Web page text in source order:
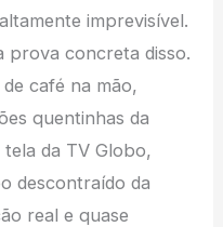
imprevisível.
prova concreta disso.
café na mão,
quentinhas da
da TV Globo,
descontraído da
real e quase